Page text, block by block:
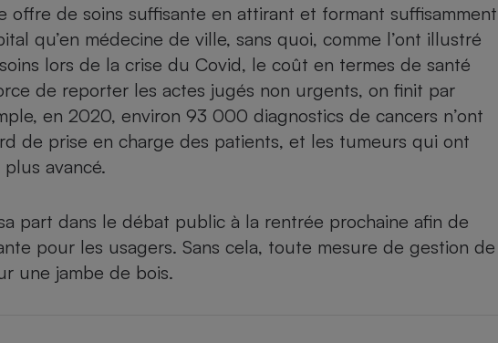
offre de soins suffisante en attirant et formant suffisamment
qu’en médecine de ville, sans quoi, comme l’ont illustré
lors de la crise du Covid, le coût en termes de santé
de reporter les actes jugés non urgents, on finit par
en 2020, environ 93 000 diagnostics de cancers n’ont
de prise en charge des patients, et les tumeurs qui ont
avancé.
part dans le débat public à la rentrée prochaine afin de
pour les usagers. Sans cela, toute mesure de gestion de
une jambe de bois.
Climatiseur -
Ventilateur
Aspirateur
Antivirus
Climatiseur -
Ventilateur
Lessive